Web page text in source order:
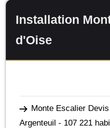
Installation
d'Oise
Monte Escalier
Argenteuil - 107 221